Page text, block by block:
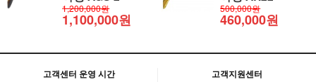
1,200,000원
1,100,000원
500,000원
460,000원
고객센터 운영 시간 고객지원센터